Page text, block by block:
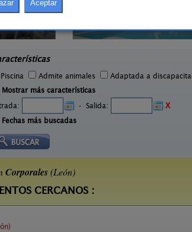
Piscina Admite animales
Adaptada a
Mostrar más características
- Salida:
X
Fechas más buscadas
Corporales(León)
CERCANOS :